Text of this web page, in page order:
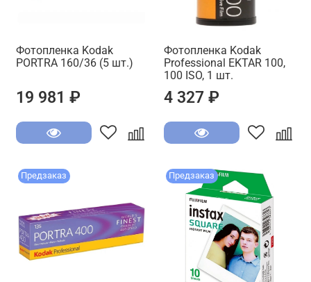
Фотопленка Kodak
PORTRA 160/36 (5 шт.)
19 981 ₽
Фотопленка Kodak
Professional EKTAR 100,
100 ISO, 1 шт.
4 327 ₽
Предзаказ Предзаказ